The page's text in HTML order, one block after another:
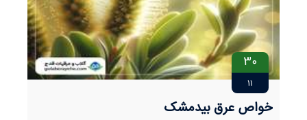
30
11
خواص عرق بیدمشک